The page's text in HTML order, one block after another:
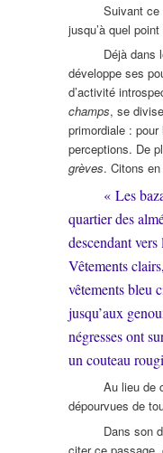
Suivant ce
jusqu’à quel
Déjà dans
développe ses
d’activité
champs, se
primordiale :
perceptions. De
grèves. Citons
« Les
quartier des
descendant
Vêtements
vêtements bleu
jusqu’aux
négresses ont
un couteau
Au lieu de
dépourvues de
Dans son